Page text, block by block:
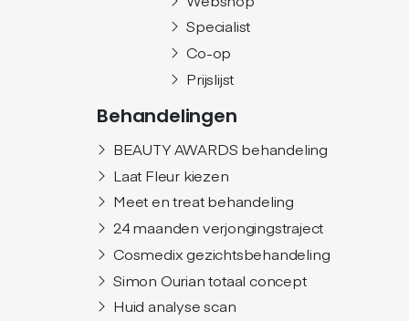
Specialist
Co-op
Prijslijst
Behandelingen
BEAUTY AWARDS behandeling
Laat Fleur kiezen
Meet en treat behandeling
24 maanden verjongingstraject
Cosmedix gezichtsbehandeling
Simon Ourian totaal concept
Huid analyse scan